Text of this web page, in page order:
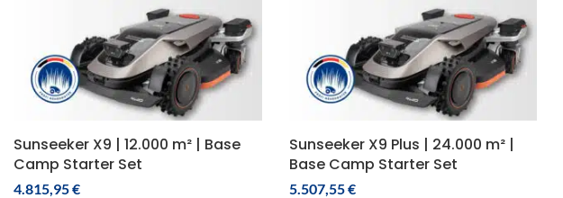
Sunseeker X9 | 12.000 m² | Base
Camp Starter Set
4.815,95€
Sunseeker X9 Plus | 24.000 m² |
Base Camp Starter Set
5.507,55€